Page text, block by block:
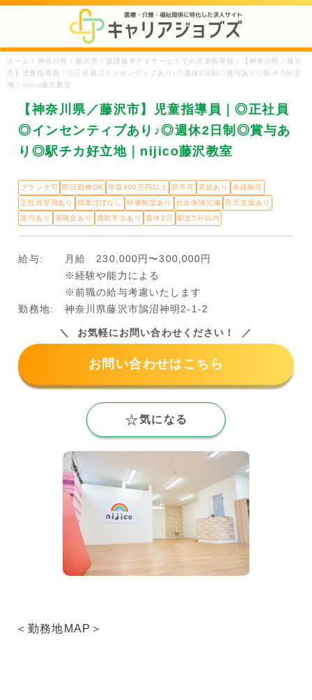
ホーム / 神奈川県 / 藤沢市 / 放課後等デイサービスでの児童指導員 / 【神奈川県／藤沢
市】児童指導員｜◎正社員◎インセンティブあり♪◎週休2日制◎賞与あり◎駅チカ好立
地｜nijico藤沢教室
【神奈川県／藤沢市】児童指導員｜◎正社員
◎インセンティブあり♪◎週休2日制◎賞与あ
り◎駅チカ好立地｜nijico藤沢教室
ブランク可 即日勤務OK 年収400万円以上 新卒可 昇給あり
未経験可
正社員登用あり
残業ほぼなし 研修制度あり 社会保険完備
育児支援あり
賞与あり
退職金あり 通勤手当あり 週休2日 駅近5分以内
給与:
月給 230,000円〜300,000円
※経験や能力による
※前職の給与考慮いたします
勤務地:
神奈川県藤沢市鵠沼神明2-1-2
お気軽にお問い合わせください！
お問い合わせはこちら
気になる
＜勤務地MAP＞